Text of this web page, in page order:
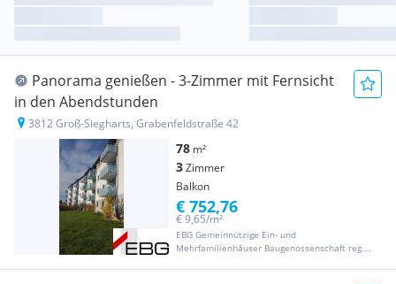
Panorama genießen - 3-Zimmer mit Fernsicht
in den Abendstunden
3812 Groß-Siegharts, Grabenfeldstraße 42
78 m²
3Zimmer
Balkon
EBG Gemeinnützige Ein- und
Mehrfamilienhäuser Baugenossenschaft reg.
€ 9,65/m²
€ 752,76